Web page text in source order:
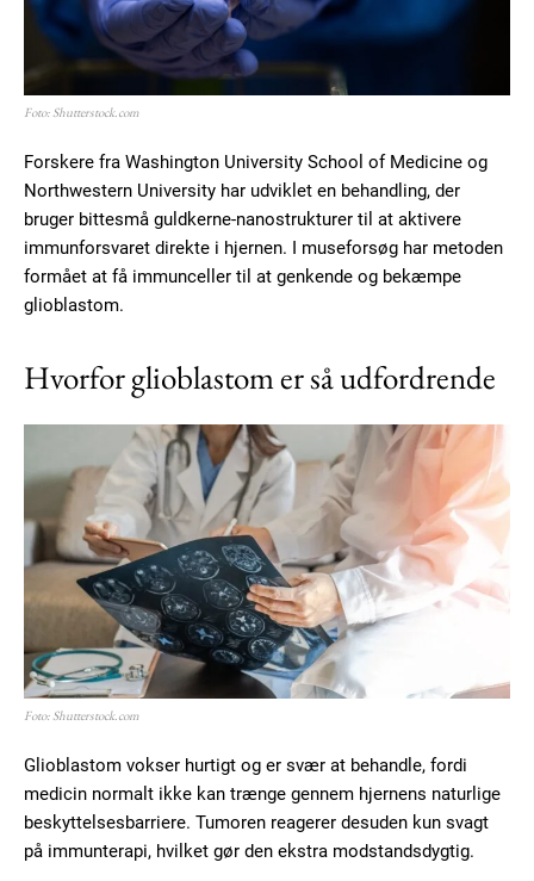
Foto: Shutterstock.com
Forskere fra Washington University School of Medicine og
Northwestern University har udviklet en behandling, der
bruger bittesmå guldkerne-nanostrukturer til at aktivere
immunforsvaret direkte i hjernen. I museforsøg har metoden
formået at få immunceller til at genkende og bekæmpe
glioblastom.
Hvorfor glioblastom er så udfordrende
Foto: Shutterstock.com
Glioblastom vokser hurtigt og er svær at behandle, fordi
medicin normalt ikke kan trænge gennem hjernens naturlige
beskyttelsesbarriere. Tumoren reagerer desuden kun svagt
på immunterapi, hvilket gør den ekstra modstandsdygtig.